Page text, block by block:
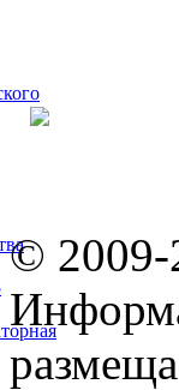
© 2009-